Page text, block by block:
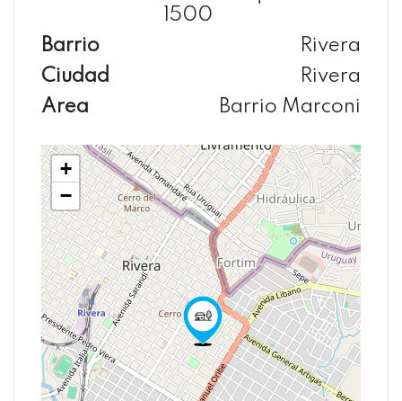
1500
Barrio
Rivera
Ciudad
Rivera
Area
Barrio Marconi
+
−